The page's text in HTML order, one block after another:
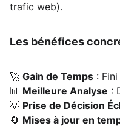
trafic web).
Les bénéfices
🚀 Gain de Temps :
📊 Meilleure Analyse :
💡 Prise de Décision
🔄 Mises à jour en